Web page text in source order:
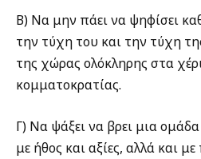
Β) Να μην πάει να ψηφίσει
την τύχη του και την τύχη
της χώρας ολόκληρης στα
κομματοκρατίας.
Γ) Να ψάξει να βρει μια
με ήθος και αξίες, αλλά και